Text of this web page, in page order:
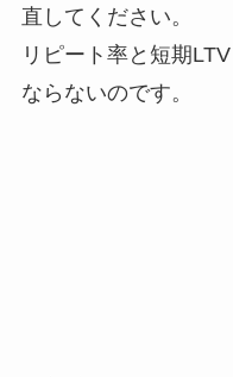
直してください。
リピート率と短期
ならないのです。